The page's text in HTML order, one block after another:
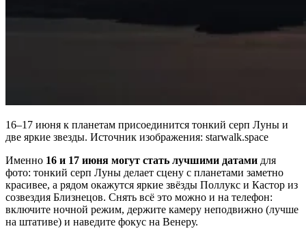
16–17 июня к планетам присоединится тонкий серп Луны и
две яркие звезды. Источник изображения: starwalk.space
Именно 16 и 17 июня могут стать лучшими датами для
фото: тонкий серп Луны делает сцену с планетами заметно
красивее, а рядом окажутся яркие звёзды Поллукс и Кастор из
созвездия Близнецов. Снять всё это можно и на телефон:
включите ночной режим, держите камеру неподвижно (лучше
на штативе) и наведите фокус на Венеру.